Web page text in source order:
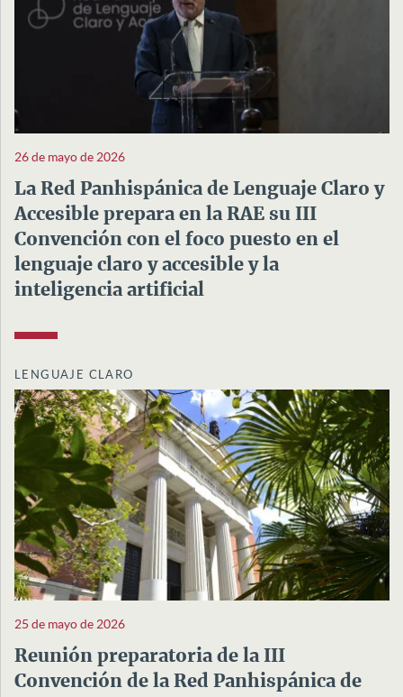
26 de mayo de 2026
La Red Panhispánica de Lenguaje Claro y
Accesible prepara en la RAE su III
Convención con el foco puesto en el
lenguaje claro y accesible y la
inteligencia artificial
LENGUAJE CLARO
25 de mayo de 2026
Reunión preparatoria de la III
Convención de la Red Panhispánica de